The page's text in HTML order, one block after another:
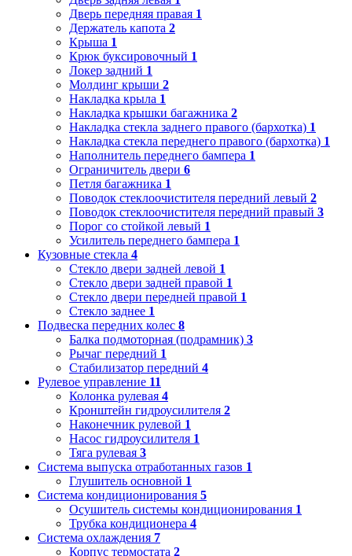
Дверь передняя правая 1
Держатель капота 2
Крыша 1
Крюк буксировочный 1
Локер задний 1
Молдинг крыши 2
Накладка крыла 1
Накладка крышки багажника 2
Накладка стекла заднего правого (бархотка) 1
Накладка стекла переднего правого (бархотка) 1
Наполнитель переднего бампера 1
Ограничитель двери 6
Петля багажника 1
Поводок стеклоочистителя передний левый 2
Поводок стеклоочистителя передний правый 3
Порог со стойкой левый 1
Усилитель переднего бампера 1
Кузовные стекла 4
Стекло двери задней левой 1
Стекло двери задней правой 1
Стекло двери передней правой 1
Стекло заднее 1
Подвеска передних колес 8
Балка подмоторная (подрамник) 3
Рычаг передний 1
Стабилизатор передний 4
Рулевое управление 11
Колонка рулевая 4
Кронштейн гидроусилителя 2
Наконечник рулевой 1
Насос гидроусилителя 1
Тяга рулевая 3
Система выпуска отработанных газов 1
Глушитель основной 1
Система кондиционирования 5
Осушитель системы кондиционирования 1
Трубка кондиционера 4
Система охлаждения 7
Корпус термостата 2